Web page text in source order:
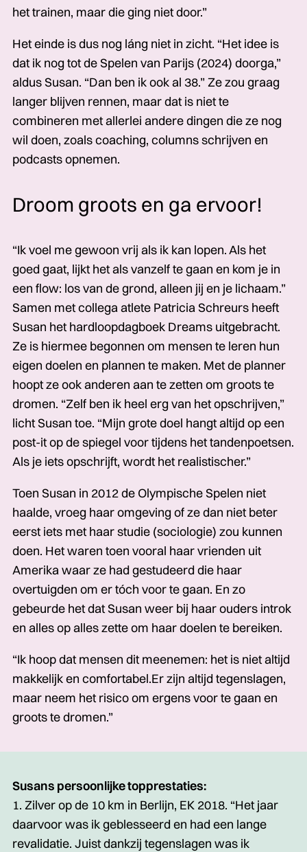
het trainen, maar die ging niet door.”
Het einde is dus nog láng niet in zicht. “Het idee is
dat ik nog tot de Spelen van Parijs (2024) doorga,”
aldus Susan. “Dan ben ik ook al 38.” Ze zou graag
langer blijven rennen, maar dat is niet te
combineren met allerlei andere dingen die ze nog
wil doen, zoals coaching, columns schrijven en
podcasts opnemen.
Droom groots en ga ervoor!
“Ik voel me gewoon vrij als ik kan lopen. Als het
goed gaat, lijkt het als vanzelf te gaan en kom je in
een flow: los van de grond, alleen jij en je lichaam.”
Samen met collega atlete Patricia Schreurs heeft
Susan het hardloopdagboek Dreams uitgebracht.
Ze is hiermee begonnen om mensen te leren hun
eigen doelen en plannen te maken. Met de planner
hoopt ze ook anderen aan te zetten om groots te
dromen. “Zelf ben ik heel erg van het opschrijven,”
licht Susan toe. “Mijn grote doel hangt altijd op een
post-it op de spiegel voor tijdens het tandenpoetsen.
Als je iets opschrijft, wordt het realistischer.”
Toen Susan in 2012 de Olympische Spelen niet
haalde, vroeg haar omgeving of ze dan niet beter
eerst iets met haar studie (sociologie) zou kunnen
doen. Het waren toen vooral haar vrienden uit
Amerika waar ze had gestudeerd die haar
overtuigden om er tóch voor te gaan. En zo
gebeurde het dat Susan weer bij haar ouders introk
en alles op alles zette om haar doelen te bereiken.
“Ik hoop dat mensen dit meenemen: het is niet altijd
makkelijk en comfortabel.Er zijn altijd tegenslagen,
maar neem het risico om ergens voor te gaan en
groots te dromen.”
Susans persoonlijke topprestaties:
1. Zilver op de 10 km in Berlijn, EK 2018. “Het jaar
daarvoor was ik geblesseerd en had een lange
revalidatie. Juist dankzij tegenslagen was ik